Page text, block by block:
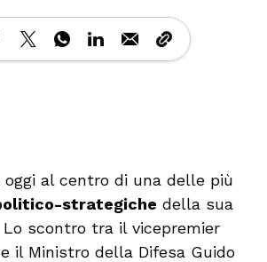
oggi al centro di una delle più
strategiche della sua
scontro tra il vicepremier
il Ministro della Difesa Guido